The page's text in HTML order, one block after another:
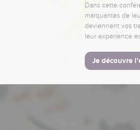
Dans cette
marquantes de
deviennent vos
leur expérience
Je découvre